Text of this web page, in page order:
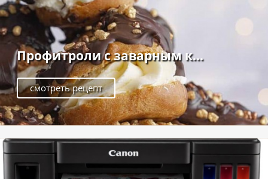
Профитроли с заварным к...
смотреть рецепт